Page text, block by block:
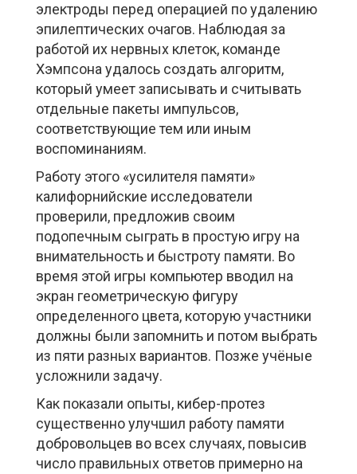
электроды перед операцией по удалению
эпилептических очагов. Наблюдая за
работой их нервных клеток, команде
Хэмпсона удалось создать алгоритм,
который умеет записывать и считывать
отдельные пакеты импульсов,
соответствующие тем или иным
воспоминаниям.
Работу этого «усилителя памяти»
калифорнийские исследователи
проверили, предложив своим
подопечным сыграть в простую игру на
внимательность и быстроту памяти. Во
время этой игры компьютер вводил на
экран геометрическую фигуру
определенного цвета, которую участники
должны были запомнить и потом выбрать
из пяти разных вариантов. Позже учёные
усложнили задачу.
Как показали опыты, кибер-протез
существенно улучшил работу памяти
добровольцев во всех случаях, повысив
число правильных ответов примерно на